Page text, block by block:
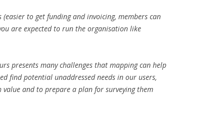
to get funding and invoicing, members can
are expected to run the organisation like
presents many challenges that mapping can help
find potential unaddressed needs in our users,
and to prepare a plan for surveying them